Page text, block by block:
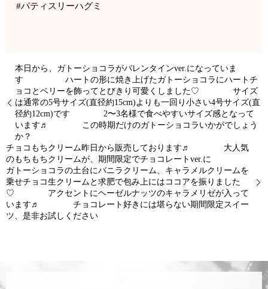
#パティスリーハグミ
本日から、ガトーショコラがバレンタインver.になっていま
す ハートの形に焼き上げたガトーショコラにハートチ
ョコとベリーを飾ってとびきり可愛くしました♡ サイズ
は通常の5号サイズ(直径約15cm)よりも一回り小さい4号サイズ(直
径約12cm)です 2〜3名様で食べやすいサイズ感となって
います♬ この時期だけのガトーショコラいかがでしょう
か？
チョコもちクリーム昨日から販売しております♬ 大人気
のもちもちクリームが、期間限定でチョコレートver.に
ガトーショコラの土台にバニラクリーム、キャラメルクリームを
乗せチョコ生クリームと求肥で包み上にはココアを振りました
♡ アクセントにヘーゼルナッツのキャラメリゼが入って
います♬ チョコレート好きには堪らない期間限定スイー
ツ、是非お試しください